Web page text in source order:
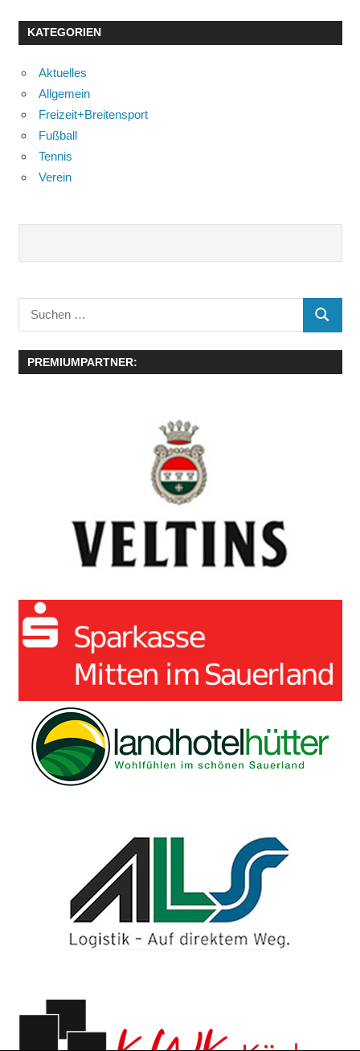
KATEGORIEN
Aktuelles
Allgemein
Freizeit+Breitensport
Fußball
Tennis
Verein
Suchen
nach:
SUCHEN
PREMIUMPARTNER: